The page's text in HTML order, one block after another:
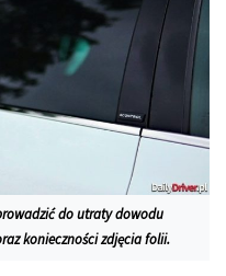
do utraty dowodu
konieczności zdjęcia folii.